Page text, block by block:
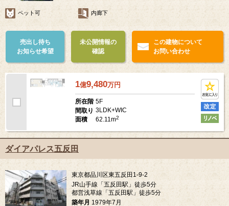
ペット可 内廊下
売出し待ち
お知らせ希望
未公開情報の
確認
この建物について
お問い合わせ
1億9,480万円
所在階 5F
間取り 3LDK+WIC
面積
62.11m2
ダイアパレス五反田
東京都品川区東五反田1-9-2
JR山手線「五反田駅」徒歩5分
都営浅草線「五反田駅」徒歩5分
築年月 1979年7月